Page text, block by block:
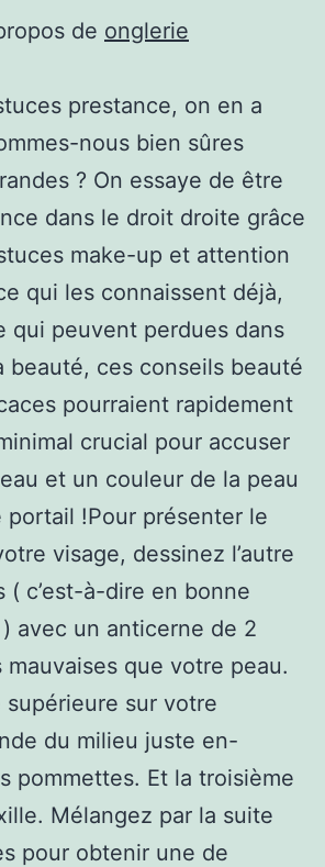
de onglerie
prestance, on en a
nous bien sûres
? On essaye de être
dans le droit droite grâce
make-up et attention
qui les connaissent déjà,
qui peuvent perdues dans
beauté, ces conseils beauté
pourraient rapidement
crucial pour accuser
et un couleur de la peau
portail !Pour présenter le
visage, dessinez l’autre
( c’est-à-dire en bonne
avec un anticerne de 2
que votre peau.
supérieure sur votre
du milieu juste en-
pommettes. Et la troisième
Mélangez par la suite
pour obtenir une de